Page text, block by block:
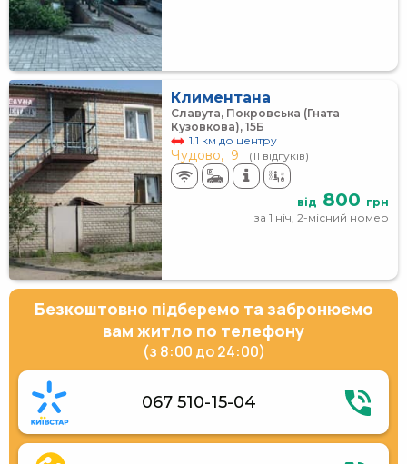
Климентана
Славута, Покровська (Гната
Кузовкова), 15Б
1.1 км до центру
Чудово, 9 (11 відгуків)
від 800 грн
за 1 ніч, 2-місний номер
Безкоштовно підберемо та забронюємо
вам житло по телефону
(з 8:00 до 24:00)
067 510-15-04